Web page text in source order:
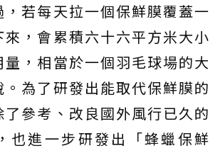
，若每天拉一個保鮮膜覆蓋一
，會累積六十六平方米大小
，相當於一個羽毛球場的大
為了研發出能取代保鮮膜的
參考、改良國外風行已久的
也進一步研發出「蜂蠟保鮮